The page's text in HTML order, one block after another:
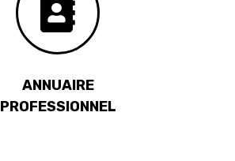
ANNUAIRE
PROFESSIONNEL